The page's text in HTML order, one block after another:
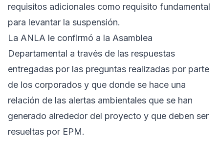
requisitos adicionales como requisito fundamental
para levantar la suspensión.
La ANLA le confirmó a la Asamblea
Departamental a través de las respuestas
entregadas por las preguntas realizadas por parte
de los corporados y que donde se hace una
relación de las alertas ambientales que se han
generado alrededor del proyecto y que deben ser
resueltas por EPM.